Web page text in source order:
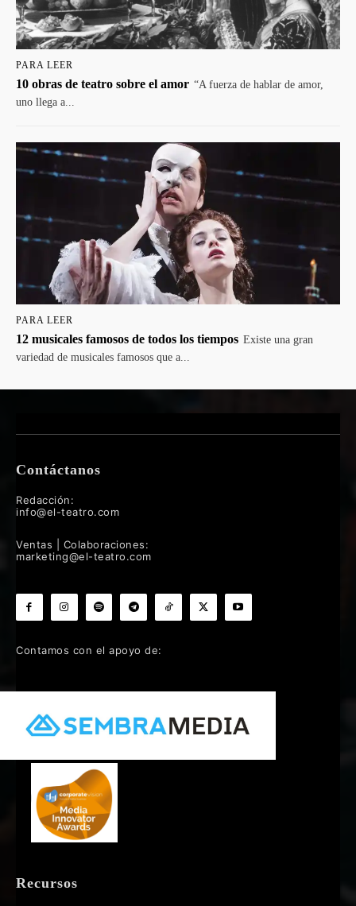
PARA LEER
10 obras de teatro sobre el amor “A fuerza de hablar de amor,
uno llega a...
PARA LEER
12 musicales famosos de todos los tiempos Existe una gran
variedad de musicales famosos que a...
Contáctanos
Redacción:
info@el-teatro.com
Ventas | Colaboraciones:
marketing@el-teatro.com
Contamos con el apoyo de:
Recursos